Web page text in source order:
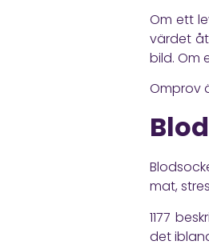
Om ett
värdet
bild. Om
Omprov
mat,
1177
det